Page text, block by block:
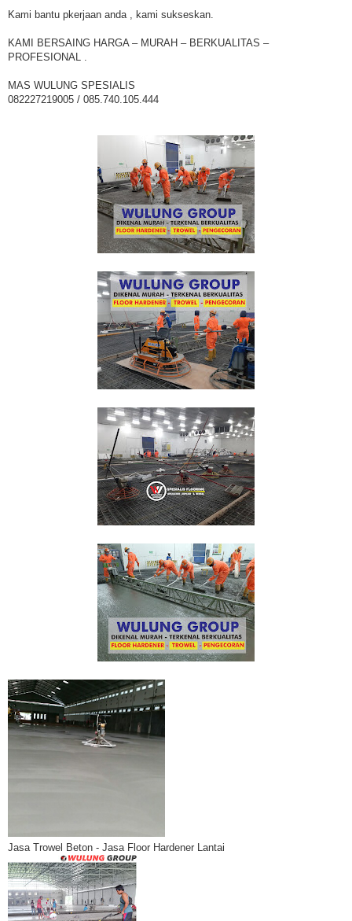
Kami bantu pkerjaan anda , kami sukseskan.
KAMI BERSAING HARGA – MURAH – BERKUALITAS –
PROFESIONAL .
MAS WULUNG SPESIALIS
082227219005 / 085.740.105.444
Jasa Trowel Beton - Jasa Floor Hardener Lantai